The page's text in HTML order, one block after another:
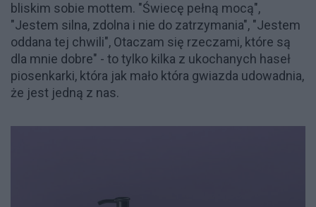
bliskim sobie mottem. "Świecę pełną mocą",
"Jestem silna, zdolna i nie do zatrzymania", "Jestem
oddana tej chwili", Otaczam się rzeczami, które są
dla mnie dobre" - to tylko kilka z ukochanych haseł
piosenkarki, która jak mało która gwiazda udowadnia,
że jest jedną z nas.